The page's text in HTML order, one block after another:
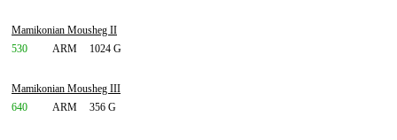
Mamikonian Mousheg II
530
ARM 1024 G
Mamikonian Mousheg III
640
ARM 356 G